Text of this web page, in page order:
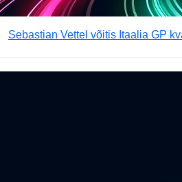
Sebastian Vettel võitis Itaalia GP